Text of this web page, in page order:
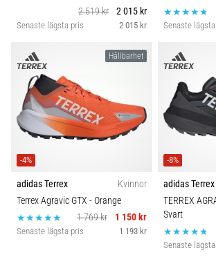
2 519 kr
2 015 kr
Senaste lägsta pris 2 015 kr Senaste
Hållbarhet
-4%
adidas Terrex
Kvinnor
Terrex Agravic GTX - Orange
1 769 kr
1 150 kr
Senaste lägsta pris 1 193 kr
-8%
adidas Terrex
TERREX
Svart
Senaste